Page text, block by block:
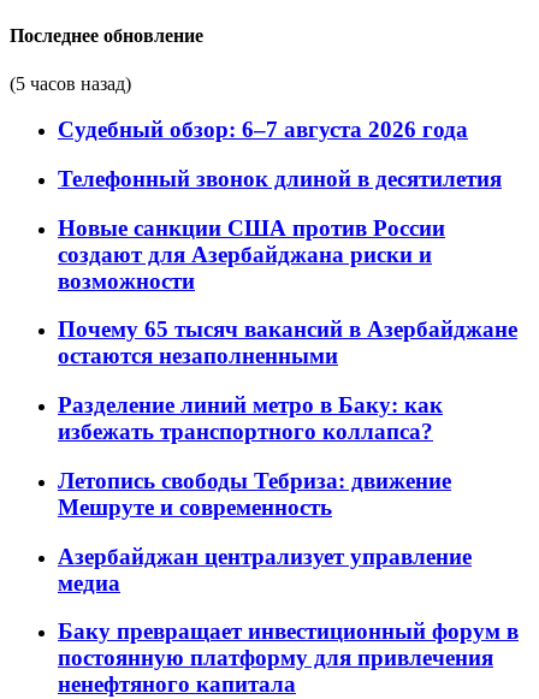
Последнее обновление
(5 часов назад)
Судебный обзор: 6–7 августа 2026 года
Телефонный звонок длиной в десятилетия
Новые санкции США против России
создают для Азербайджана риски и
возможности
Почему 65 тысяч вакансий в Азербайджане
остаются незаполненными
Разделение линий метро в Баку: как
избежать транспортного коллапса?
Летопись свободы Тебриза: движение
Мешруте и современность
Азербайджан централизует управление
медиа
Баку превращает инвестиционный форум в
постоянную платформу для привлечения
ненефтяного капитала